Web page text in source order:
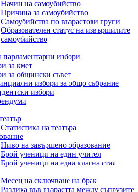
Начин на самоубийство
Причина за самоубийство
Самоубийства по възрастови групи
Образователен статус на извършилите
самоубийство
избори
за кмет
за общински съвет
избори за общо събрание
избори
Статистика на театъра
Ниво на завършено образование
Брой ученици на един учител
Брой ученици на една класна стая
Месец на сключване на брак
Разлика във възрастта между съпрузите